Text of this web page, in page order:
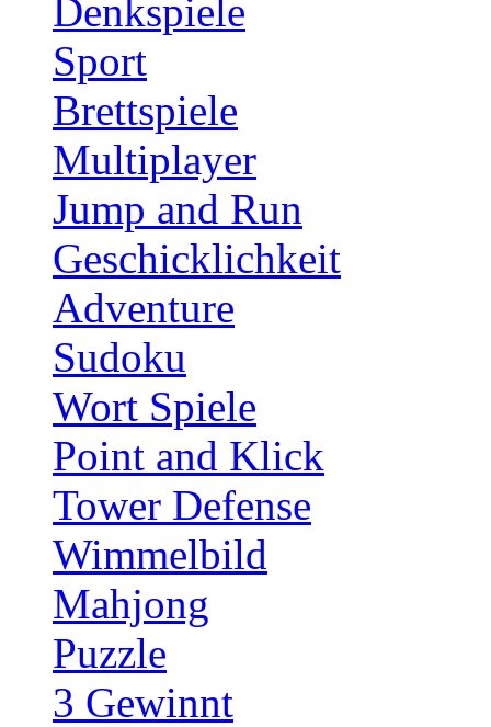
Denkspiele
Sport
Brettspiele
Multiplayer
Jump and Run
Geschicklichkeit
Adventure
Sudoku
Wort Spiele
Point and Klick
Tower Defense
Wimmelbild
Mahjong
Puzzle
3 Gewinnt